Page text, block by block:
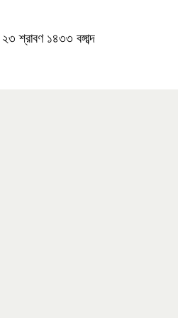
শ্রাবণ ১৪৩৩ বঙ্গাব্দ